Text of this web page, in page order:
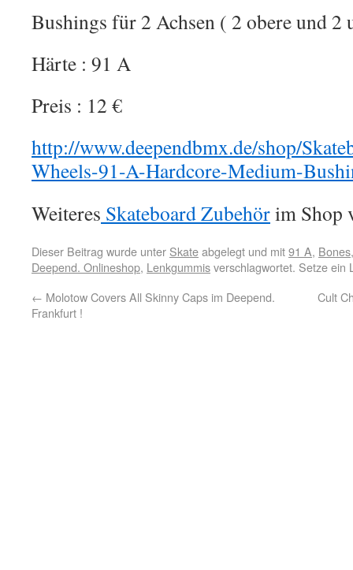
Bushings für 2 Achsen ( 2 obere und 2
Härte : 91 A
Preis : 12 €
http://www.deependbmx.de/shop/
Wheels-91-A-Hardcore-Medium-
Weiteres Skateboard Zubehörim Shop
Dieser Beitrag wurde unter Skateabgelegt und mit91 A, Bones
Deepend. Onlineshop, Lenkgummisverschlagwortet. Setze ein
← Molotow Covers All Skinny Caps im Deepend.
Frankfurt !
Cult